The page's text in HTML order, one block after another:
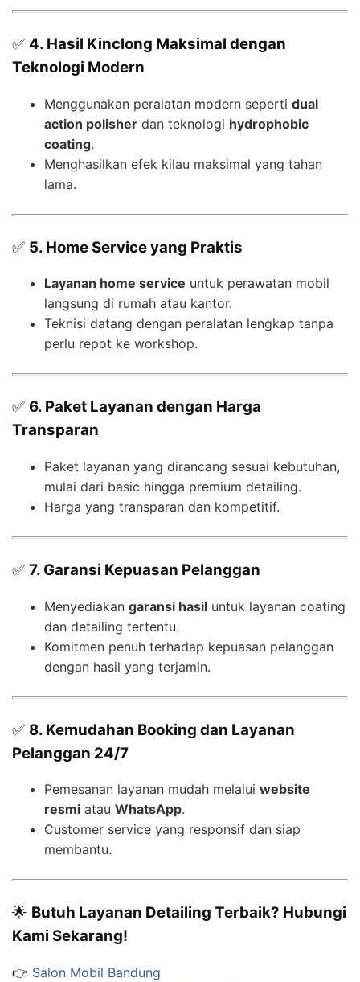
✅ 4. Hasil Kinclong Maksimal dengan
Teknologi Modern
Menggunakan peralatan modern seperti dual
action polisher dan teknologi hydrophobic
coating.
Menghasilkan efek kilau maksimal yang tahan
lama.
✅ 5. Home Service yang Praktis
Layanan home service untuk perawatan mobil
langsung di rumah atau kantor.
Teknisi datang dengan peralatan lengkap tanpa
perlu repot ke workshop.
✅ 6. Paket Layanan dengan Harga
Transparan
Paket layanan yang dirancang sesuai kebutuhan,
mulai dari basic hingga premium detailing.
Harga yang transparan dan kompetitif.
✅ 7. Garansi Kepuasan Pelanggan
Menyediakan garansi hasil untuk layanan coating
dan detailing tertentu.
Komitmen penuh terhadap kepuasan pelanggan
dengan hasil yang terjamin.
✅ 8. Kemudahan Booking dan Layanan
Pelanggan 24/7
Pemesanan layanan mudah melalui website
resmi atau WhatsApp.
Customer service yang responsif dan siap
membantu.
🌟 Butuh Layanan Detailing Terbaik? Hubungi
Kami Sekarang!
👉 Salon Mobil Bandung